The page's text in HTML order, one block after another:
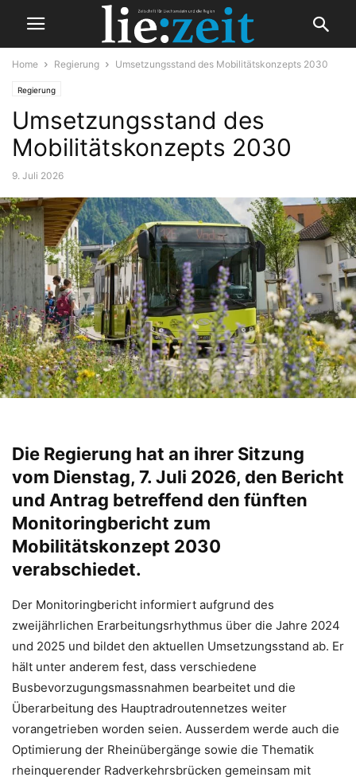
Home Regierung Umsetzungsstand des Mobilitätskonzepts 2030
Regierung
Umsetzungsstand des
Mobilitätskonzepts 2030
9. Juli 2026
Die Regierung hat an ihrer Sitzung
vom Dienstag, 7. Juli 2026, den Bericht
und Antrag betreffend den fünften
Monitoringbericht zum
Mobilitätskonzept 2030
verabschiedet.
Der Monitoringbericht informiert aufgrund des
zweijährlichen Erarbeitungsrhythmus über die Jahre 2024
und 2025 und bildet den aktuellen Umsetzungsstand ab. Er
hält unter anderem fest, dass verschiedene
Busbevorzugungsmassnahmen bearbeitet und die
Überarbeitung des Hauptradroutennetzes weiter
vorangetrieben worden seien. Ausserdem werde auch die
Optimierung der Rheinübergänge sowie die Thematik
rheinquerender Radverkehrsbrücken gemeinsam mit